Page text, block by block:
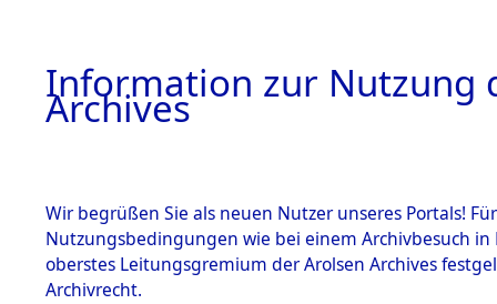
Information zur Nutzung
Archives
Wir begrüßen Sie als neuen Nutzer unseres Portals!
Nutzungsbedingungen wie bei einem Archivbesuch
oberstes Leitungsgremium der Arolsen Archives
Archivrecht.